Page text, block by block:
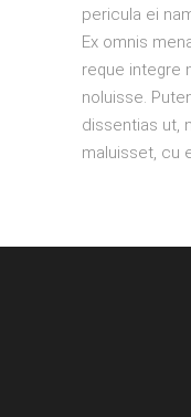
pericula ei
Ex omnis
reque integre
noluisse.
dissentias ut,
maluisset, cu